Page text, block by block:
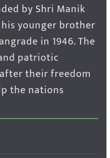
by Shri Manik
younger brother
in 1946. The
patriotic
their freedom
the nations